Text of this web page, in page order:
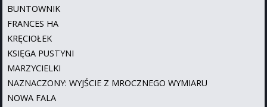
BUNTOWNIK
FRANCES HA
KRĘCIOŁEK
KSIĘGA PUSTYNI
MARZYCIELKI
NAZNACZONY: WYJŚCIE Z MROCZNEGO WYMIARU
NOWA FALA